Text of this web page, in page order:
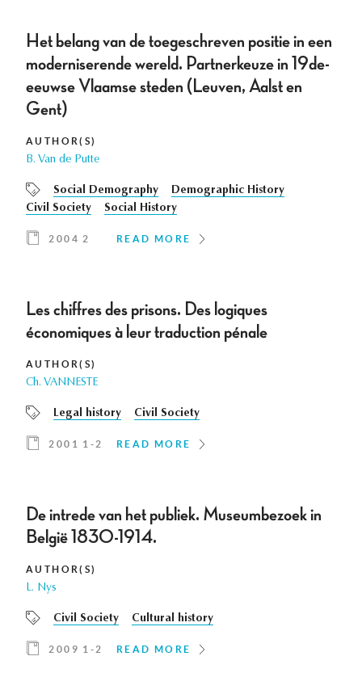
Het belang van de toegeschreven positie in een
moderniserende wereld. Partnerkeuze in 19de-
eeuwse Vlaamse steden (Leuven, Aalst en
Gent)
AUTHOR(S)
B. Van de Putte
Social Demography
Demographic History
Civil Society
Social History
2004 2 READ MORE
Les chiffres des prisons. Des logiques
économiques à leur traduction pénale
AUTHOR(S)
Ch. VANNESTE
Legal history Civil Society
2001 1-2 READ MORE
De intrede van het publiek. Museumbezoek in
België 1830-1914.
AUTHOR(S)
L. Nys
Civil Society Cultural history
2009 1-2 READ MORE